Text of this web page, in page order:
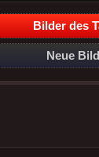
Bilder des
Neue